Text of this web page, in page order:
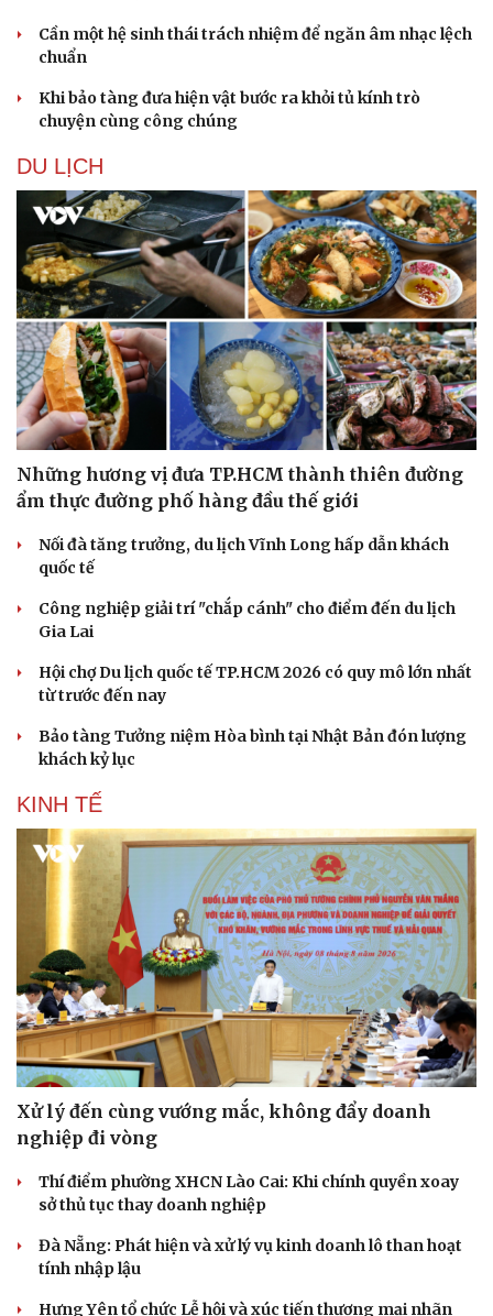
Văn hóa
Sân khấu - Điện ảnh
Văn học
Âm nhạc
Giải trí
Nghệ sĩ
Thời trang
Sao Việt
Cần một hệ sinh thái trách nhiệm để ngăn âm nhạc lệch
chuẩn
Khi bảo tàng đưa hiện vật bước ra khỏi tủ kính trò
chuyện cùng công chúng
DU LỊCH
Những hương vị đưa TP.HCM thành thiên đường
ẩm thực đường phố hàng đầu thế giới
Nối đà tăng trưởng, du lịch Vĩnh Long hấp dẫn khách
quốc tế
Công nghiệp giải trí "chắp cánh" cho điểm đến du lịch
Gia Lai
Hội chợ Du lịch quốc tế TP.HCM 2026 có quy mô lớn nhất
từ trước đến nay
Bảo tàng Tưởng niệm Hòa bình tại Nhật Bản đón lượng
khách kỷ lục
KINH TẾ
Xử lý đến cùng vướng mắc, không đẩy doanh
nghiệp đi vòng
Thí điểm phường XHCN Lào Cai: Khi chính quyền xoay
sở thủ tục thay doanh nghiệp
Đà Nẵng: Phát hiện và xử lý vụ kinh doanh lô than hoạt
tính nhập lậu
Hưng Yên tổ chức Lễ hội và xúc tiến thương mại nhãn